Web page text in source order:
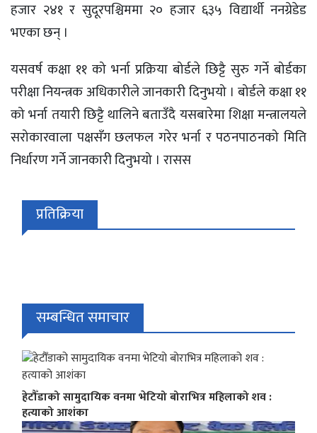
हजार २४१ र सुदूरपश्चिममा २० हजार ६३५ विद्यार्थी ननग्रेडेड
भएका छन् ।
यसवर्ष कक्षा ११ को भर्ना प्रक्रिया बोर्डले छिट्टै सुरु गर्ने बोर्डका
परीक्षा नियन्त्रक अधिकारीले जानकारी दिनुभयो । बोर्डले कक्षा ११
को भर्ना तयारी छिट्टै थालिने बताउँदै यसबारेमा शिक्षा मन्त्रालयले
सरोकारवाला पक्षसँग छलफल गरेर भर्ना र पठनपाठनको मिति
निर्धारण गर्ने जानकारी दिनुभयो । रासस
प्रतिक्रिया
सम्बन्धित समाचार
हेटौँडाको सामुदायिक वनमा भेटियो बोराभित्र महिलाको शव :
हत्याको आशंका